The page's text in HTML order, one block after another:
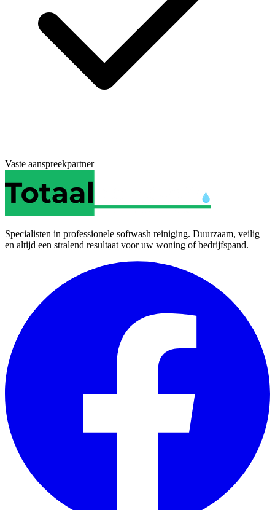
Vaste aanspreekpartner
Specialisten in professionele softwash reiniging. Duurzaam, veilig
en altijd een stralend resultaat voor uw woning of bedrijfspand.